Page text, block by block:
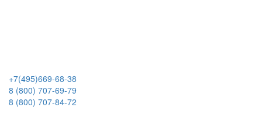
+7(495)669-68-38
8 (800) 707-69-79
8 (800) 707-84-72